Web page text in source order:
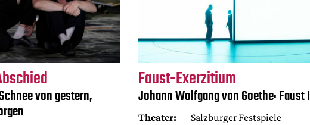
von gestern,
Faust-Exerzitium
Johann Wolfgang von Goethe: Faust I
Theater:
Salzburger Festspiele